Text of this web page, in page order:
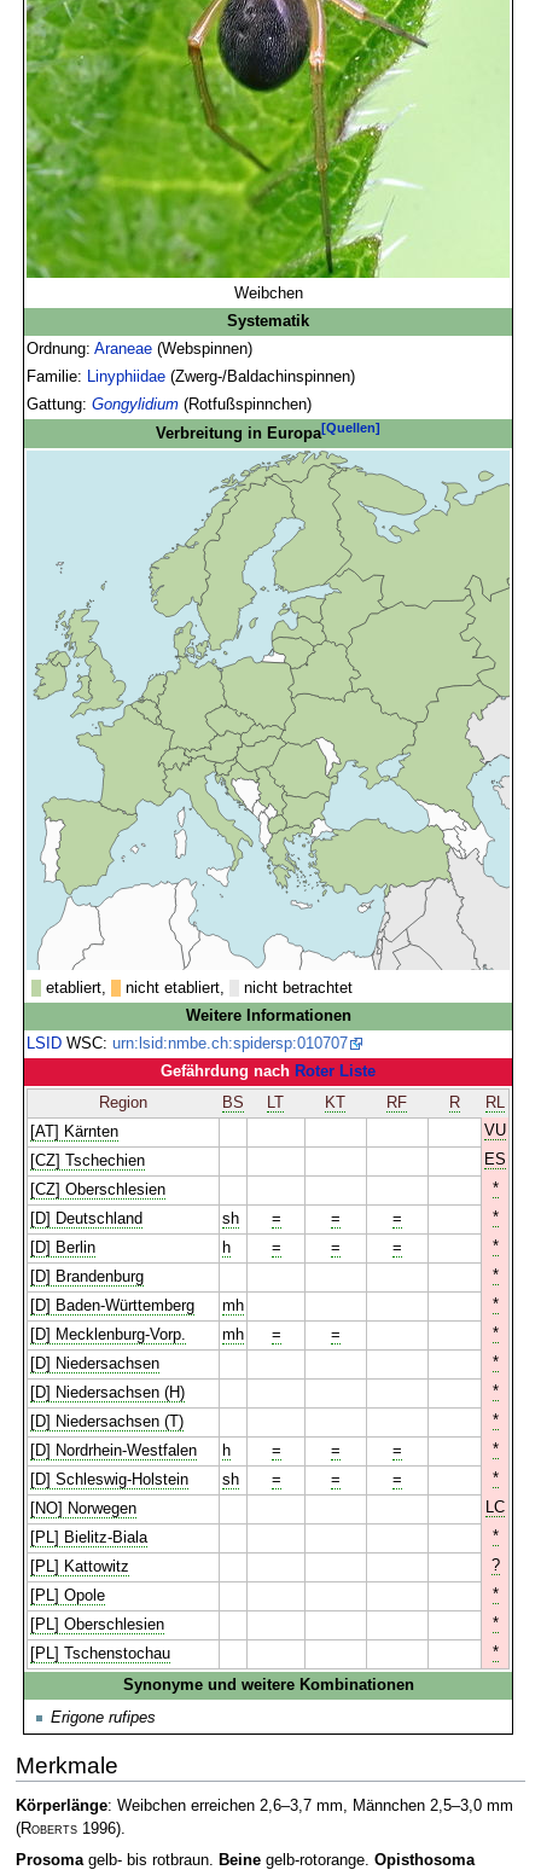
Weibchen
Systematik
Ordnung:Araneae (Webspinnen)
Familie:
Linyphiidae (Zwerg-/Baldachinspinnen)
Gattung:Gongylidium (Rotfußspinnchen)
Verbreitung in Europa[Quellen]
etabliert, nicht etabliert,
nicht betrachtet
Weitere Informationen
LSID WSC:urn:lsid:nmbe.ch:spidersp:010707
Gefährdung nach Roter Liste
Region
BS LT KT RF R
RL
[AT] Kärnten
VU
[CZ] Tschechien
ES
[CZ] Oberschlesien
*
[D] Deutschland
sh = = =
*
[D] Berlin
h = = =
*
[D] Brandenburg
*
[D] Baden-Württemberg
mh
*
[D] Mecklenburg-Vorp.
mh = =
*
[D] Niedersachsen
*
[D] Niedersachsen (H)
*
[D] Niedersachsen (T)
*
[D] Nordrhein-Westfalen
h = = =
*
[D] Schleswig-Holstein
sh = = =
*
[NO] Norwegen
LC
[PL] Bielitz-Biala
*
[PL] Kattowitz
?
[PL] Opole
*
[PL] Oberschlesien
*
[PL] Tschenstochau
*
Synonyme und weitere Kombinationen
Erigone rufipes
Merkmale
Körperlänge: Weibchen erreichen 2,6–3,7 mm, Männchen 2,5–3,0 mm
(Roberts1996).
Prosomagelb- bis rotbraun. Beinegelb-rotorange. Opisthosoma